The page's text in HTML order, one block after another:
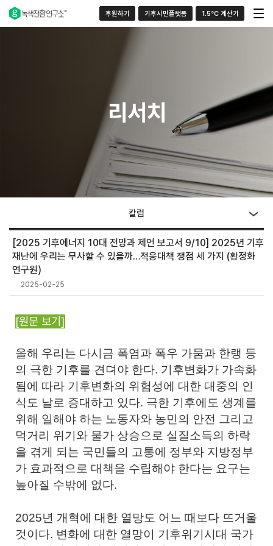
후원하기 기후시민플랫폼 1.5°C 계산기
리서치
칼럼
[2025 기후에너지 10대 전망과 제언 보고서 9/10] 2025년 기후
재난에 우리는 무사할 수 있을까…적응대책 쟁점 세 가지 (황정화
연구원)
2025-02-25
[원문 보기]
올해 우리는 다시금 폭염과 폭우 가뭄과 한랭 등
의 극한 기후를 견뎌야 한다. 기후변화가 가속화
됨에 따라 기후변화의 위험성에 대한 대중의 인
식도 날로 증대하고 있다. 극한 기후에도 생계를
위해 일해야 하는 노동자와 농민의 안전 그리고
먹거리 위기와 물가 상승으로 실질소득의 하락
을 겪게 되는 국민들의 고통에 정부와 지방정부
가 효과적으로 대책을 수립해야 한다는 요구는
높아질 수밖에 없다.
2025년 개혁에 대한 열망도 어느 때보다 뜨거울
것이다. 변화에 대한 열망이 기후위기시대 국가